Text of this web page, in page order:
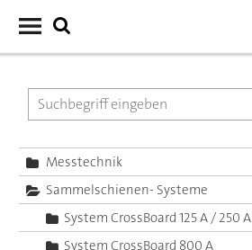
Messtechnik
Sammelschienen- Systeme
System CrossBoard 125 A / 250 A
System CrossBoard 800 A